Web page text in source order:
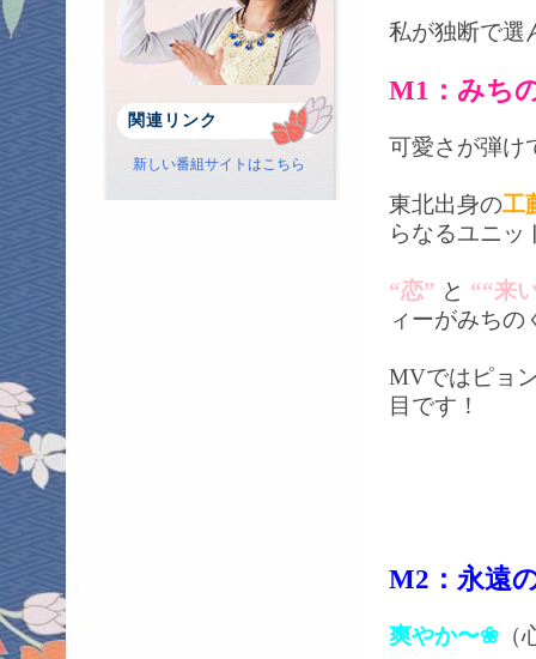
関連リンク
新しい番組サイトはこちら
私が独断で選
M1：みち
可愛さが弾け
東北出身の工
らなるユニッ
“恋” と ““来
ィーがみちの
MVではピョ
目です！
M2：永遠
爽やか〜❀